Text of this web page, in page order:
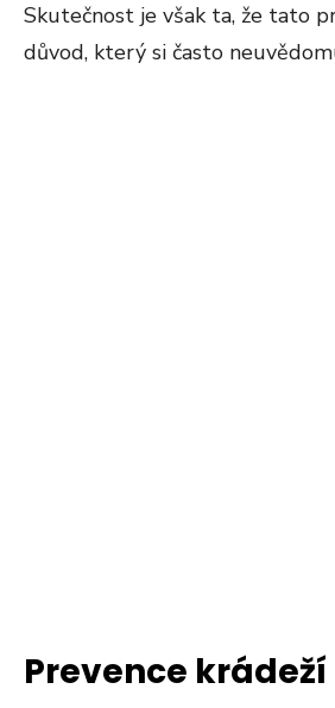
Skutečnost je však ta, že tato
důvod, který si často
Prevence krádeží